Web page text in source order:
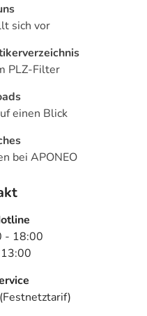
sich vor
PLZ-Filter
einen Blick
bei APONEO
- 18:00